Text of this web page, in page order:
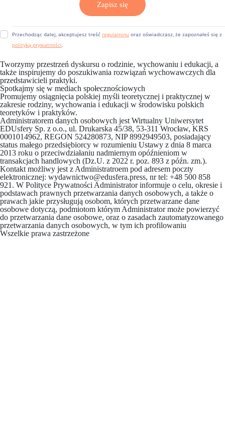
Zapisz się
Przechodząc dalej, akceptujesz treść regulaminu oraz oświadczasz, że zapoznałeś się z
polityką prywatności.
Tworzymy przestrzeń dyskursu o rodzinie, wychowaniu i edukacji, a
także inspirujemy do poszukiwania rozwiązań wychowawczych dla
przedstawicieli praktyki.
Spotkajmy się w mediach społecznościowych
Promujemy osiągnięcia polskiej myśli teoretycznej i praktycznej w
zakresie rodziny, wychowania i edukacji w środowisku polskich
teoretyków i praktyków.
Administratorem danych osobowych jest Wirtualny Uniwersytet
EDUsfery Sp. z o.o., ul. Drukarska 45/38, 53-311 Wrocław, KRS
0001014962, REGON 524280873, NIP 8992949503, posiadający
status małego przedsiębiorcy w rozumieniu Ustawy z dnia 8 marca
2013 roku o przeciwdziałaniu nadmiernym opóźnieniom w
transakcjach handlowych (Dz.U. z 2022 r. poz. 893 z późn. zm.).
Kontakt możliwy jest z Administratroem pod adresem poczty
elektronicznej: wydawnictwo@edusfera.press, nr tel: +48 500 858
921. W Polityce Prywatności Administrator informuje o celu, okresie i
podstawach prawnych przetwarzania danych osobowych, a także o
prawach jakie przysługują osobom, których przetwarzane dane
osobowe dotyczą, podmiotom którym Administrator może powierzyć
do przetwarzania dane osobowe, oraz o zasadach zautomatyzowanego
przetwarzania danych osobowych, w tym ich profilowaniu
Wszelkie prawa zastrzeżone